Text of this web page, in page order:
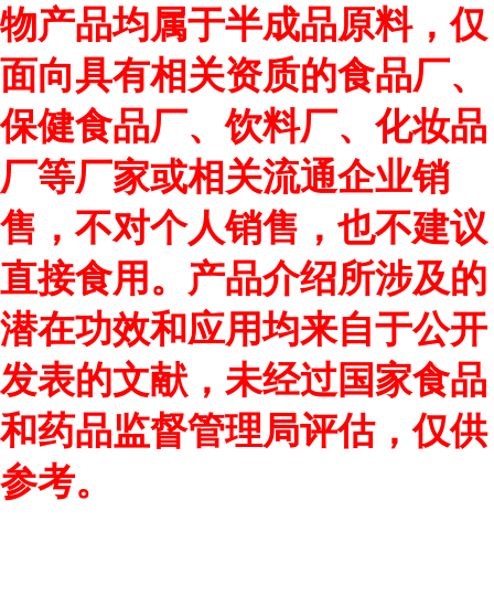
物产品均属于半成品原料，仅
面向具有相关资质的食品厂、
保健食品厂、饮料厂、化妆品
厂等厂家或相关流通企业销
售，不对个人销售，也不建议
直接食用。产品介绍所涉及的
潜在功效和应用均来自于公开
发表的文献，未经过国家食品
和药品监督管理局评估，仅供
参考。